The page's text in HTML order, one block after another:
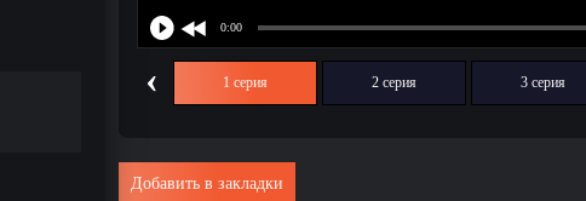
‹ 1 серия 2 серия 3 серия
Добавить в закладки